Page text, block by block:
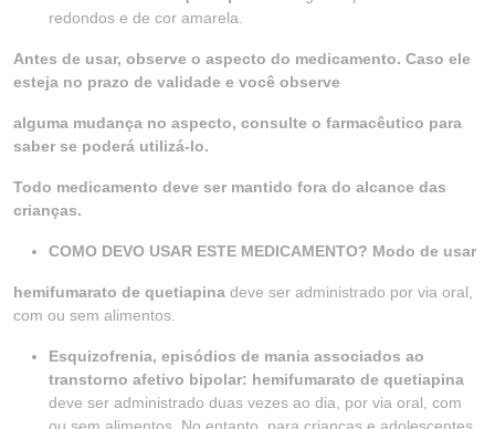
redondos e de cor amarela.
Antes de usar, observe o aspecto do medicamento. Caso ele
esteja no prazo de validade e você observe
alguma mudança no aspecto, consulte o farmacêutico para
saber se poderá utilizá-lo.
Todo medicamento deve ser mantido fora do alcance das
crianças.
COMO DEVO USAR ESTE MEDICAMENTO? Modo de usar
hemifumarato de quetiapina deve ser administrado por via oral,
com ou sem alimentos.
Esquizofrenia, episódios de mania associados ao
transtorno afetivo bipolar: hemifumarato de quetiapina
deve ser administrado duas vezes ao dia, por via oral, com